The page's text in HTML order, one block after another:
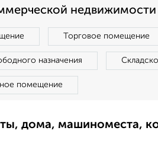
недвижимости
Торговое помещение
назначения
помещение
дома, машиноместа,